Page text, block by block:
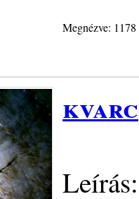
Megnézve:
kvarc